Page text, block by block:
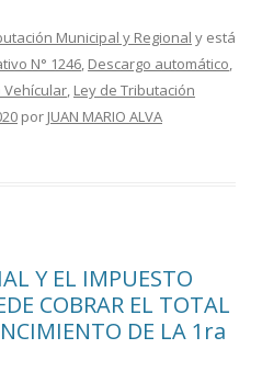
Municipal y Regional y está
N° 1246, Descargo automático,
Vehícular, Ley de Tributación
por JUAN MARIO ALVA
Y EL IMPUESTO
COBRAR EL TOTAL
DE LA 1ra